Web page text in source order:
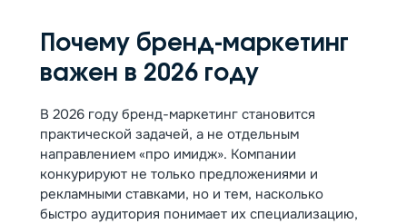
Почему бренд-маркетинг
важен в 2026 году
В 2026 году бренд-маркетинг становится
практической задачей, а не отдельным
направлением «про имидж». Компании
конкурируют не только предложениями и
рекламными ставками, но и тем, насколько
быстро аудитория понимает их специализацию,